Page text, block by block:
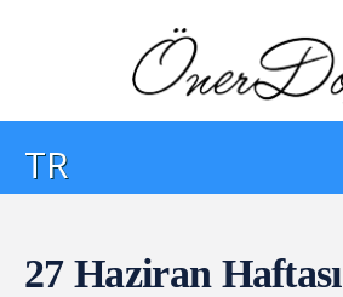
TR
27 Haziran Haftası